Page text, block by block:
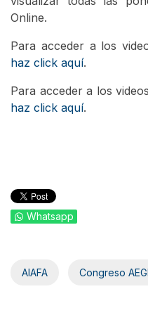
Online.
Para acceder a los
haz click aquí.
Para acceder a los
haz click aquí.
Whatsapp
AIAFA Congreso